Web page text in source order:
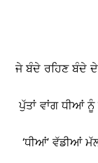
ਜੇ ਬੰਦੇ ਰਹਿਣ ਬੰਦੇ
ਪੁੱਤਾਂ ਵਾਂਗ ਧੀਆਂ
‘ਧੀਆਂ’ ਵੱਡੀਆਂ